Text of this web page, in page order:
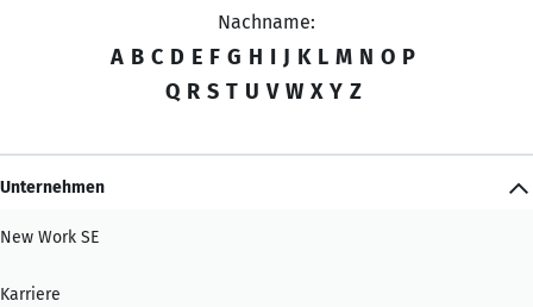
Nachname:
A B C D E F G H I J K L M N O P
Q R S T U V W X Y Z
Unternehmen
New Work SE
Karriere